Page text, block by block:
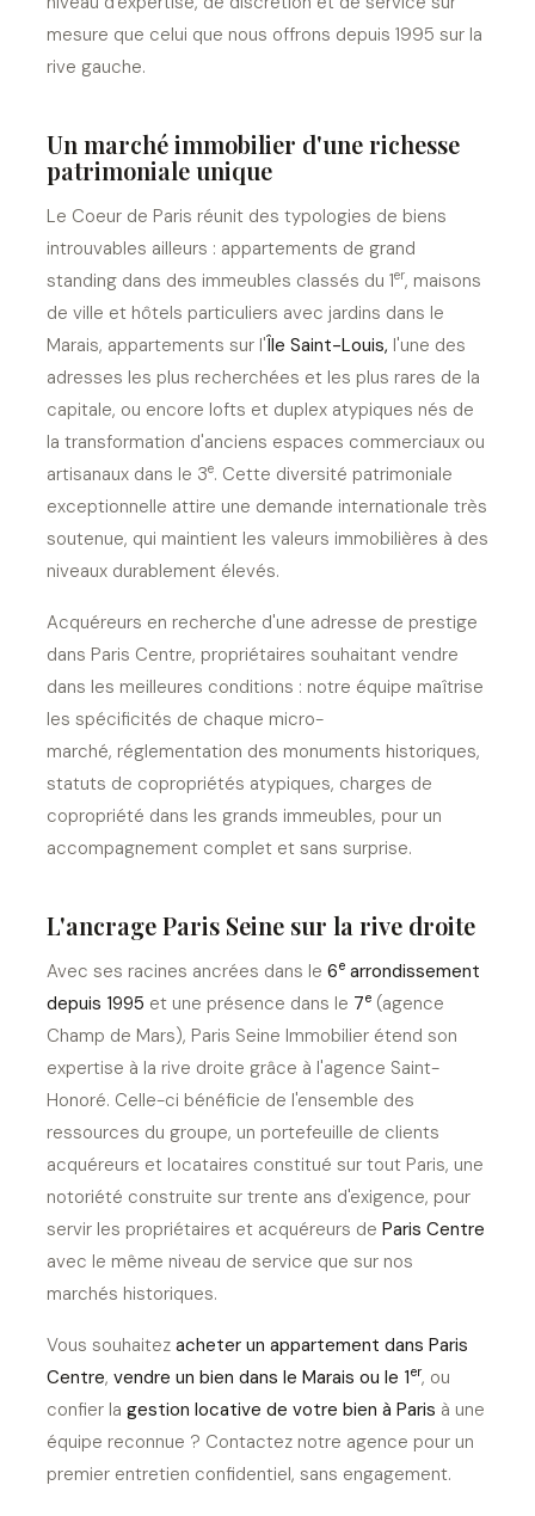
mesure que celui que nous offrons depuis 1995 sur la
rive gauche.
Un marché immobilier d'une richesse
patrimoniale unique
Le Coeur de Paris réunit des typologies de biens
introuvables ailleurs : appartements de grand
standing dans des immeubles classés du 1er, maisons
de ville et hôtels particuliers avec jardins dans le
Marais, appartements sur l'Île Saint-Louis, l'une des
adresses les plus recherchées et les plus rares de la
capitale, ou encore lofts et duplex atypiques nés de
la transformation d'anciens espaces commerciaux ou
artisanaux dans le 3e. Cette diversité patrimoniale
exceptionnelle attire une demande internationale très
soutenue, qui maintient les valeurs immobilières à des
niveaux durablement élevés.
Acquéreurs en recherche d'une adresse de prestige
dans Paris Centre, propriétaires souhaitant vendre
dans les meilleures conditions : notre équipe maîtrise
les spécificités de chaque micro-
marché, réglementation des monuments historiques,
statuts de copropriétés atypiques, charges de
copropriété dans les grands immeubles, pour un
accompagnement complet et sans surprise.
L'ancrage Paris Seine sur la rive droite
Avec ses racines ancrées dans le 6e arrondissement
depuis 1995 et une présence dans le 7e (agence
Champ de Mars), Paris Seine Immobilier étend son
expertise à la rive droite grâce à l'agence Saint-
Honoré. Celle-ci bénéficie de l'ensemble des
ressources du groupe, un portefeuille de clients
acquéreurs et locataires constitué sur tout Paris, une
notoriété construite sur trente ans d'exigence, pour
servir les propriétaires et acquéreurs de Paris Centre
avec le même niveau de service que sur nos
marchés historiques.
Vous souhaitez acheter un appartement dans Paris
Centre, vendre un bien dans le Marais ou le 1er, ou
confier la gestion locative de votre bien à Paris à une
équipe reconnue ? Contactez notre agence pour un
premier entretien confidentiel, sans engagement.